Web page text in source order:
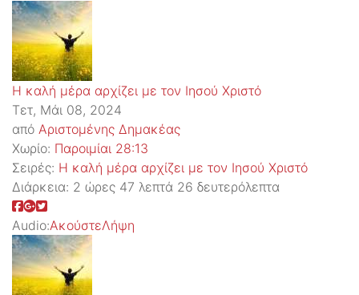
Η καλή μέρα αρχίζει με τον Ιησού Χριστό
Τετ, Μάι 08, 2024
από Αριστομένης Δημακέας
Χωρίο: Παροιμίαι 28:13
Σειρές: Η καλή μέρα αρχίζει με τον Ιησού Χριστό
Διάρκεια: 2 ώρες 47 λεπτά 26 δευτερόλεπτα
Audio:ΑκούστεΛήψη